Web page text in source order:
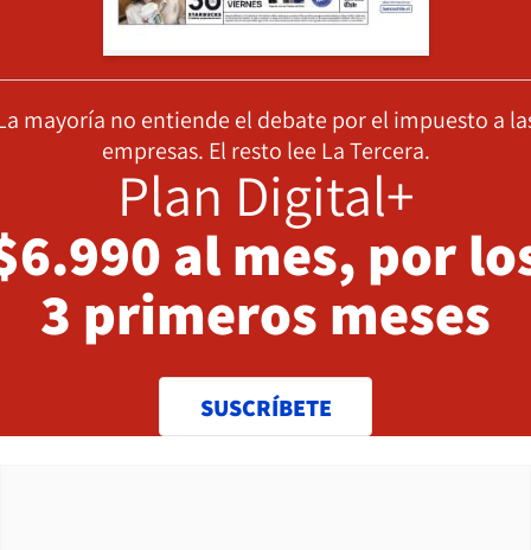
mayoría no entiende el debate por el impuesto a
empresas. El resto lee La Tercera.
Plan Digital+
al mes, por
3 primeros meses
SUSCRÍBETE